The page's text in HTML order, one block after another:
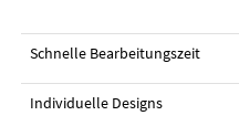
Schnelle Bearbeitungszeit
Individuelle Designs